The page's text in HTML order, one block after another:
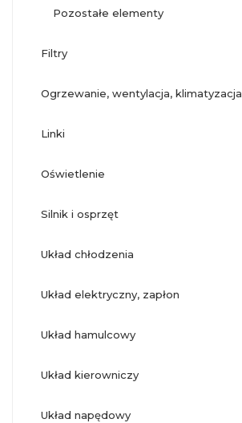
pozostałe elementy
filtry
ogrzewanie, wentylacja, klimatyzacja
linki
oświetlenie
silnik i osprzęt
układ chłodzenia
układ elektryczny, zapłon
układ hamulcowy
układ kierowniczy
układ napędowy